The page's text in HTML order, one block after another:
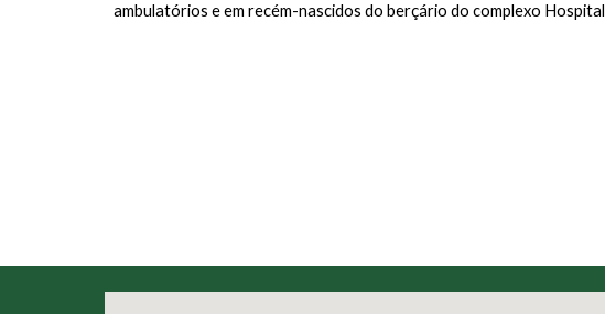
ambulatórios e em recém-nascidos do berçário do complexo